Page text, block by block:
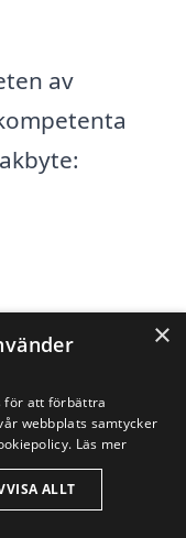
av
×
för att förbättra
webbplats samtycker
Läs mer
ALLT